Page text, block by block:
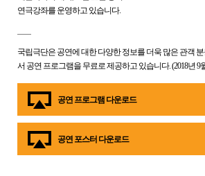
연극강좌를 운영하고 있습니다.
국립극단은 공연에 대한 다양한 정보를 더욱 많은 관객
서 공연 프로그램을 무료로 제공하고 있습니다. (2018년 9
공연 프로그램 다운로드
공연 포스터 다운로드